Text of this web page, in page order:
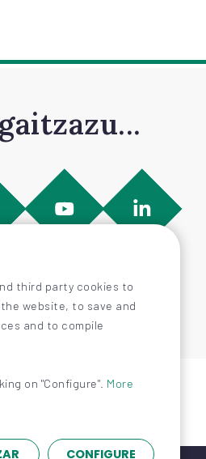
third party cookies to
website, to save and
and to compile
on "Configure". More
CONFIGURE